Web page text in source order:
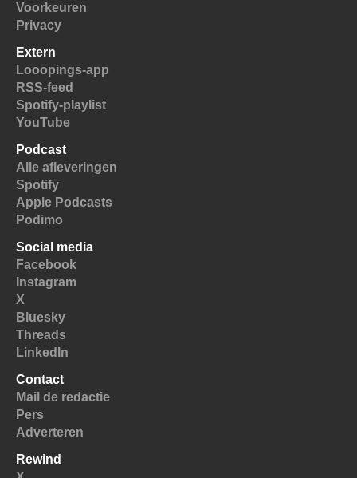
Voorkeuren
Privacy
Extern
Looopings-app
RSS-feed
Spotify-playlist
YouTube
Podcast
Alle afleveringen
Spotify
Apple Podcasts
Podimo
Social media
Facebook
Instagram
X
Bluesky
Threads
LinkedIn
Contact
Mail de redactie
Pers
Adverteren
Rewind